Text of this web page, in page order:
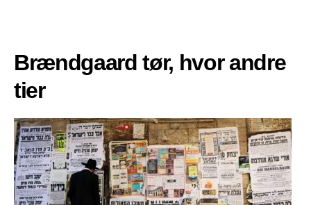
Brændgaard tør, hvor andre
tier